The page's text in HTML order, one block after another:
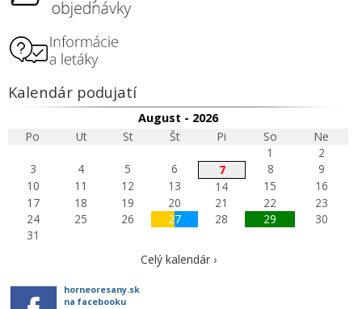
Kalendár podujatí
August - 2026
Po
Ut St Št Pi So
Ne
1
2
3
4 5 6 7 8
9
10
11 12 13 14 15
16
17
18 19 20 21 22
23
24
25 26 27 28 29
30
31
Celý kalendár ›
horneoresany.sk
na facebooku